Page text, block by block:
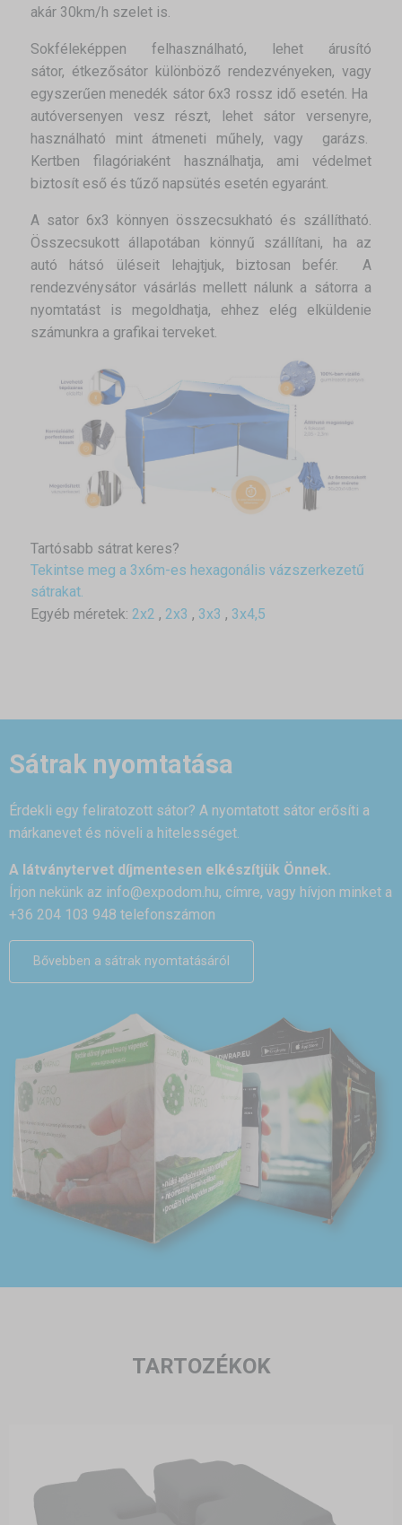
akár 30km/h szelet is.
Sokféleképpen felhasználható, lehet árusító
sátor, étkezősátor különböző rendezvényeken, vagy
egyszerűen menedék sátor 6x3 rossz idő esetén. Ha
autóversenyen vesz részt, lehet sátor versenyre,
használható mint átmeneti műhely, vagy garázs.
Kertben filagóriaként használhatja, ami védelmet
biztosít eső és tűző napsütés esetén egyaránt.
A sator 6x3 könnyen összecsukható és szállítható.
Összecsukott állapotában könnyű szállítani, ha az
autó hátsó üléseit lehajtjuk, biztosan befér. A
rendezvénysátor vásárlás mellett nálunk a sátorra a
nyomtatást is megoldhatja, ehhez elég elküldenie
számunkra a grafikai terveket.
Tartósabb sátrat keres?
Tekintse meg a 3x6m-es hexagonális vázszerkezetű
sátrakat.
Egyéb méretek: 2x2 , 2x3 , 3x3 , 3x4,5
Sátrak nyomtatása
Érdekli egy feliratozott sátor? A nyomtatott sátor erősíti a
márkanevet és növeli a hitelességet.
A látványtervet díjmentesen elkészítjük Önnek.
Írjon nekünk az info@expodom.hu, címre, vagy hívjon minket a
+36 204 103 948 telefonszámon
Bővebben a sátrak nyomtatásáról
TARTOZÉKOK